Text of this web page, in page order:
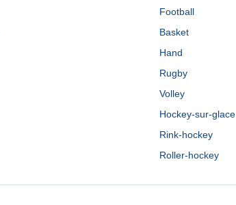
Football
Basket
Hand
Rugby
Volley
Hockey-sur-glace
Rink-hockey
Roller-hockey